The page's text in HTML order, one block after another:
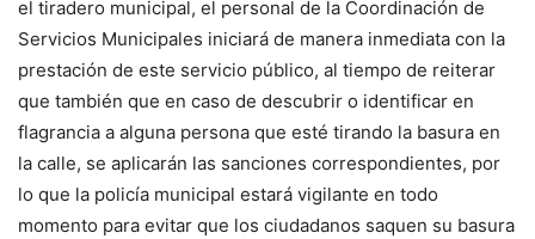
el tiradero municipal, el personal de la Coordinación de
Servicios Municipales iniciará de manera inmediata con la
prestación de este servicio público, al tiempo de reiterar
que también que en caso de descubrir o identificar en
flagrancia a alguna persona que esté tirando la basura en
la calle, se aplicarán las sanciones correspondientes, por
lo que la policía municipal estará vigilante en todo
momento para evitar que los ciudadanos saquen su basura